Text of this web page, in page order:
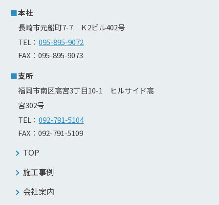
本社
長崎市元船町7-7 Ｋ2ビル402号
TEL：095-895-9072
FAX：095-895-9073
支所
福岡市南区高宮3丁目10-1 ヒルサイド高
宮302号
TEL：092-791-5104
FAX：092-791-5109
TOP
施工事例
会社案内